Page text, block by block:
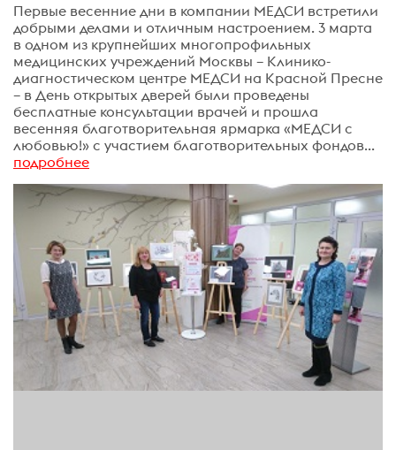
Первые весенние дни в компании МЕДСИ встретили
добрыми делами и отличным настроением. 3 марта
в одном из крупнейших многопрофильных
медицинских учреждений Москвы – Клинико-
диагностическом центре МЕДСИ на Красной Пресне
– в День открытых дверей были проведены
бесплатные консультации врачей и прошла
весенняя благотворительная ярмарка «МЕДСИ с
любовью!» с участием благотворительных фондов...
подробнее